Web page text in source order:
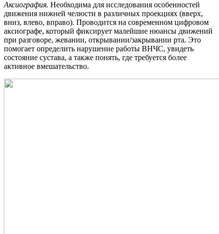
Аксиография. Необходима для исследования особенностей
движения нижней челюсти в различных проекциях (вверх,
вниз, влево, вправо). Проводится на современном цифровом
аксиографе, который фиксирует малейшие нюансы движений
при разговоре, жевании, открывании/закрывании рта. Это
помогает определить нарушение работы ВНЧС, увидеть
состояние сустава, а также понять, где требуется более
активное вмешательство.